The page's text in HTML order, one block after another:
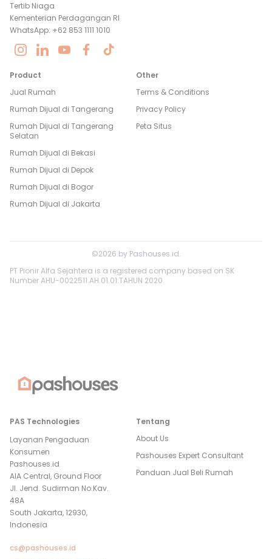
Tertib Niaga
Kementerian Perdagangan RI
WhatsApp: +62 853 1111 1010
Product
Jual Rumah
Rumah Dijual di Tangerang
Rumah Dijual di Tangerang
Selatan
Rumah Dijual di Bekasi
Rumah Dijual di Depok
Rumah Dijual di Bogor
Rumah Dijual di Jakarta
Other
Terms & Conditions
Privacy Policy
Peta Situs
©2026 by Pashouses.id.
PT Pionir Alfa Sejahtera is a registered company based on SK
Number AHU-0022511.AH.01.01.TAHUN 2020.
PAS Technologies
Layanan Pengaduan
Konsumen
Pashouses.id
AIA Central, Ground Floor
Jl. Jend. Sudirman No.Kav.
48A
South Jakarta, 12930,
Indonesia
cs@pashouses.id
Tentang
About Us
Pashouses Expert Consultant
Panduan Jual Beli Rumah